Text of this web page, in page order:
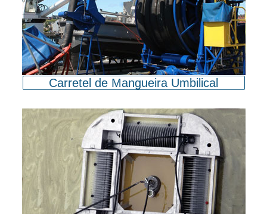
Carretel de Mangueira Umbilical